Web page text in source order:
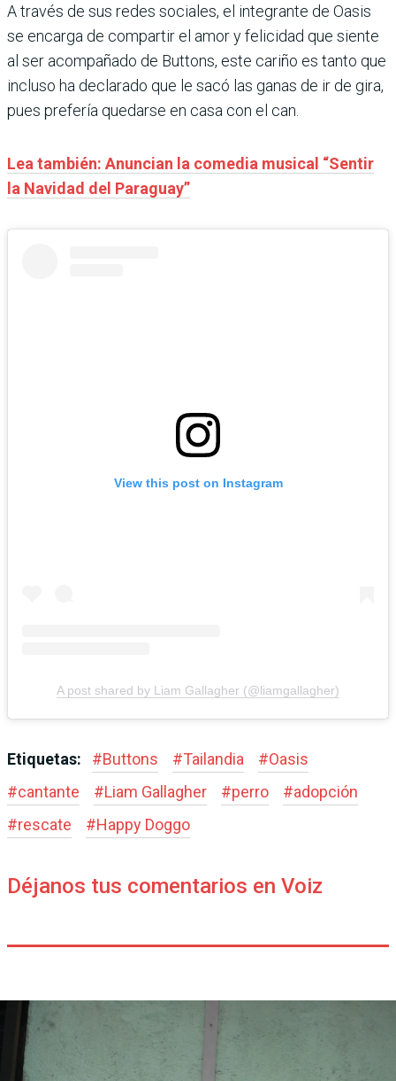
A través de sus redes sociales, el integrante de Oasis
se encarga de compartir el amor y felicidad que siente
al ser acompañado de Buttons, este cariño es tanto que
incluso ha declarado que le sacó las ganas de ir de gira,
pues prefería quedarse en casa con el can.
Lea también: Anuncian la comedia musical “Sentir
la Navidad del Paraguay”
View this post on Instagram
A post shared by Liam Gallagher (@liamgallagher)
Etiquetas: #Buttons #Tailandia #Oasis
#cantante #Liam Gallagher #perro #adopción
#rescate #Happy Doggo
Déjanos tus comentarios en Voiz